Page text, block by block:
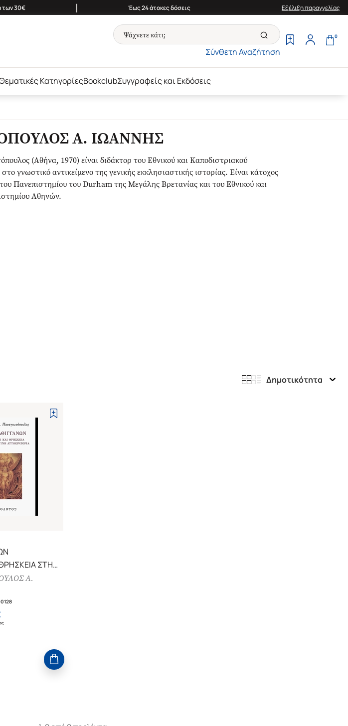
των 30€ | Έως 24 άτοκες δόσεις Εξέλιξη παραγγελίας
Σύνθετη Αναζήτηση
0
ΚατηγορίεςBookclubΣυγγραφείς και Εκδόσεις
Α. ΙΩΑΝΝΗΣ
(Αθήνα, 1970) είναι διδάκτορ του Εθνικού και Καποδιστριακού
γνωστικό αντικείμενο της γενικής εκκλησιαστικής ιστορίας. Είναι κάτοχος
Πανεπιστημίου του Durham της Μεγάλης Βρετανίας και του Εθνικού και
Αθηνών.
Δημοτικότητα
ΣΤΗ
Α.